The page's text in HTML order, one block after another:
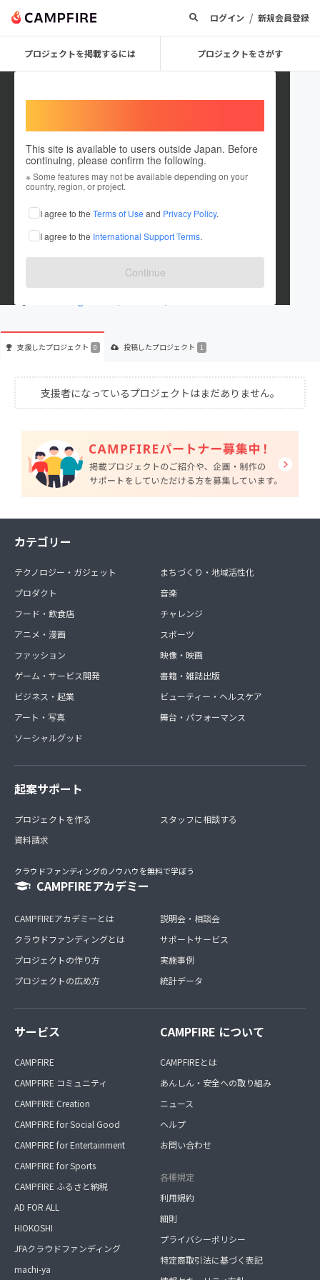
ログイン / 新規会員登録
プロジェクトを掲載するには プロジェクトをさがす
This site is available to users outside Japan. Before
continuing, please confirm the following.
※ Some features may not be available depending on your
country, region, or project.
I agree to the Terms of Use and Privacy Policy.
I agree to the International Support Terms.
Continue
UNiFES2019
これまでに1件のプロジェクトを投稿しています
在住国：未設定
出身国：未設定
支援したプロジェクト 0 投稿したプロジェクト 1
支援者になっているプロジェクトはまだありません。
カテゴリー
テクノロジー・ガジェット
プロダクト
フード・飲食店
アニメ・漫画
ファッション
ゲーム・サービス開発
ビジネス・起業
アート・写真
ソーシャルグッド
まちづくり・地域活性化
音楽
チャレンジ
スポーツ
映像・映画
書籍・雑誌出版
ビューティー・ヘルスケア
舞台・パフォーマンス
起案サポート
プロジェクトを作る
資料請求
スタッフに相談する
クラウドファンディングのノウハウを無料で学ぼう
CAMPFIREアカデミー
CAMPFIREアカデミーとは
クラウドファンディングとは
プロジェクトの作り方
プロジェクトの広め方
説明会・相談会
サポートサービス
実施事例
統計データ
サービス
CAMPFIRE
CAMPFIRE コミュニティ
CAMPFIRE Creation
CAMPFIRE for Social Good
CAMPFIRE for Entertainment
CAMPFIRE for Sports
CAMPFIRE ふるさと納税
AD FOR ALL
HIOKOSHI
JFAクラウドファンディング
machi-ya
CAMPFIRE について
CAMPFIREとは
あんしん・安全への取り組み
ニュース
ヘルプ
お問い合わせ
各種規定
利用規約
細則
プライバシーポリシー
特定商取引法に基づく表記